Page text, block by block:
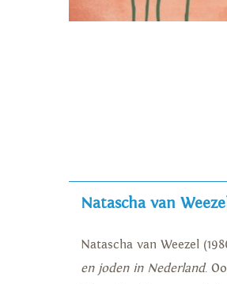
Natascha van
Natascha van Weezel
en joden in Nederland.